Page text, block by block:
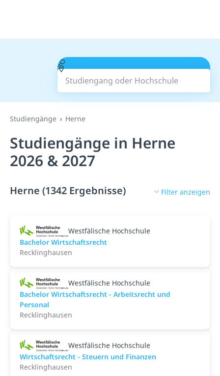
Studiengang oder Hochschule
Suchen
Studiengänge Herne
Studiengänge in Herne
2026 & 2027
Herne (1342 Ergebnisse) Filter anzeigen
Westfälische Hochschule
Bachelor Wirtschaftsrecht
Recklinghausen
Westfälische Hochschule
Bachelor Wirtschaftsrecht - Arbeitsrecht und
Personal
Recklinghausen
Westfälische Hochschule
Wirtschaftsrecht - Steuern und Finanzen
Recklinghausen